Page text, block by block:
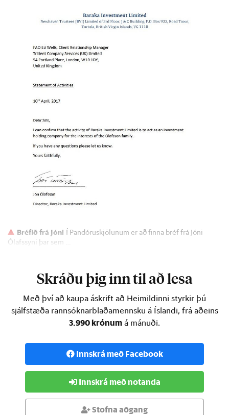
Bréfið frá Jóni Í Pandóruskjölunum er að finna bréf frá Jóni
Ólafssyni þar sem …
Skráðu þig inn til að lesa
Með því að kaupa áskrift að Heimildinni styrkir þú
sjálfstæða rannsóknarblaðamennsku á Íslandi, frá aðeins
3.990 krónum á mánuði.
Innskrá með Facebook
Innskrá með notanda
Stofna aðgang